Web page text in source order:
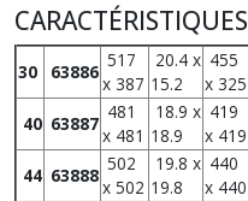
CARACTÉRISTIQUES
30 63886
517
x 387
20.4 x
15.2
455
x 325
40 63887
481
x 481
18.9 x
18.9
419
x 419
44 63888
502
x 502
19.8 x
19.8
440
x 440